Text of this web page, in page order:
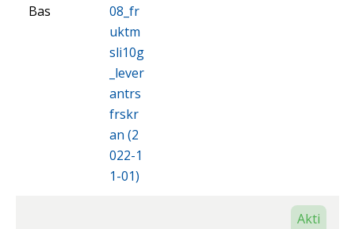
Bas
08_fr
uktm
sli10g
_lever
antrs
frskr
an (2
022-1
1-01)
Akti